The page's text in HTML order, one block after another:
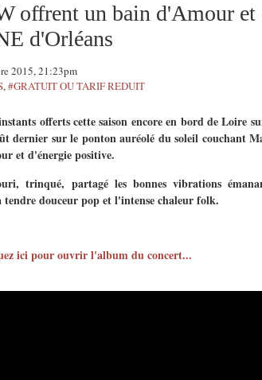
offrent un bain d'Amour et
d'Orléans
2015, 21:23pm
,#GRATUIT OU TARIF REDUIT
offerts cette saison encore en bord de Loire
dernier sur le ponton auréolé du soleil couchant
et d'énergie positive.
trinqué, partagé les bonnes vibrations
douceur pop et l'intense chaleur folk.
ici pour ouvrir l'album du concert...